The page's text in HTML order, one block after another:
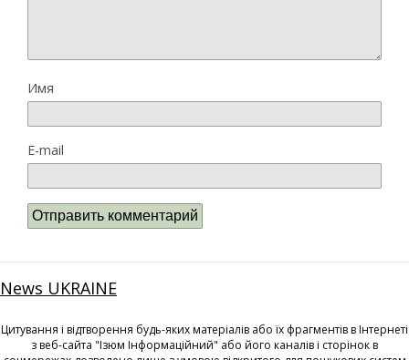
Имя
E-mail
News UKRAINE
Цитування і відтворення будь-яких матеріалів або їх фрагментів в Інтернеті
з веб-сайта "Ізюм Інформаційний" або його каналів і сторінок в